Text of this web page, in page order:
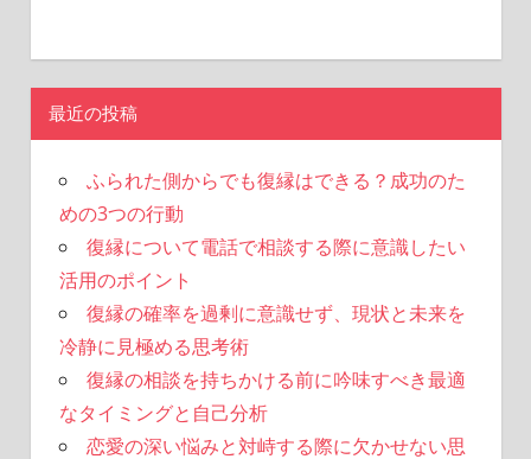
最近の投稿
ふられた側からでも復縁はできる？成功のた
めの3つの行動
復縁について電話で相談する際に意識したい
活用のポイント
復縁の確率を過剰に意識せず、現状と未来を
冷静に見極める思考術
復縁の相談を持ちかける前に吟味すべき最適
なタイミングと自己分析
恋愛の深い悩みと対峙する際に欠かせない思